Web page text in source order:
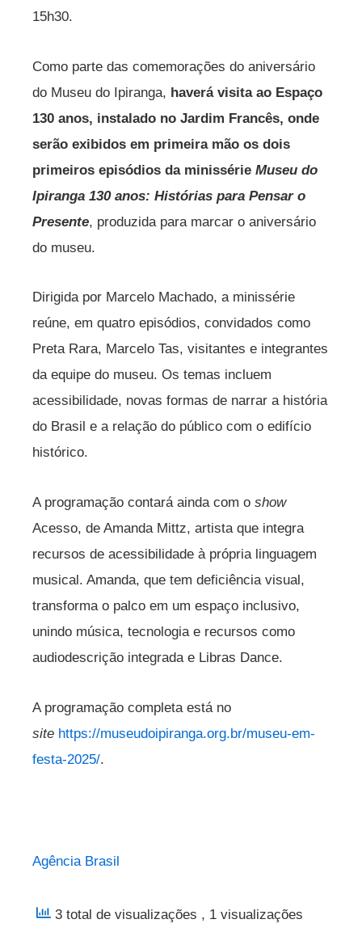
15h30.
Como parte das comemorações do aniversário
do Museu do Ipiranga, haverá visita ao Espaço
130 anos, instalado no Jardim Francês, onde
serão exibidos em primeira mão os dois
primeiros episódios da minissérie Museu do
Ipiranga 130 anos: Histórias para Pensar o
Presente, produzida para marcar o aniversário
do museu.
Dirigida por Marcelo Machado, a minissérie
reúne, em quatro episódios, convidados como
Preta Rara, Marcelo Tas, visitantes e integrantes
da equipe do museu. Os temas incluem
acessibilidade, novas formas de narrar a história
do Brasil e a relação do público com o edifício
histórico.
A programação contará ainda com o show
Acesso, de Amanda Mittz, artista que integra
recursos de acessibilidade à própria linguagem
musical. Amanda, que tem deficiência visual,
transforma o palco em um espaço inclusivo,
unindo música, tecnologia e recursos como
audiodescrição integrada e Libras Dance.
A programação completa está no
site https://museudoipiranga.org.br/museu-em-
festa-2025/.
Agência Brasil
3 total de visualizações , 1 visualizações